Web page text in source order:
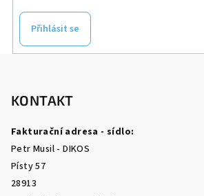
Přihlásit se
KONTAKT
Fakturační adresa - sídlo:
Petr Musil - DIKOS
Písty 57
28913